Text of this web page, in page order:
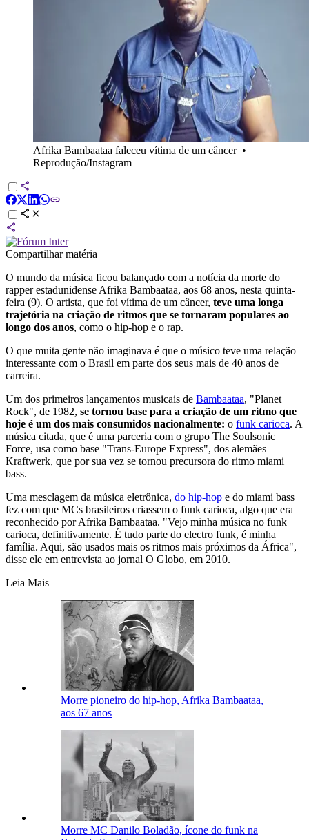
Afrika Bambaataa faleceu vítima de um câncer•
Reprodução/Instagram
Compartilhar matéria
O mundo da música ficou balançado com a notícia da morte do
rapper estadunidense Afrika Bambaataa, aos 68 anos, nesta quinta-
feira (9). O artista, que foi vítima de um câncer, teve uma longa
trajetória na criação de ritmos que se tornaram populares ao
longo dos anos, como o hip-hop e o rap.
O que muita gente não imaginava é que o músico teve uma relação
interessante com o Brasil em parte dos seus mais de 40 anos de
carreira.
Um dos primeiros lançamentos musicais de Bambaataa, "Planet
Rock", de 1982, se tornou base para a criação de um ritmo que
hoje é um dos mais consumidos nacionalmente: o funk carioca. A
música citada, que é uma parceria com o grupo The Soulsonic
Force, usa como base "Trans-Europe Express", dos alemães
Kraftwerk, que por sua vez se tornou precursora do ritmo miami
bass.
Uma mesclagem da música eletrônica, do hip-hop e do miami bass
fez com que MCs brasileiros criassem o funk carioca, algo que era
reconhecido por Afrika Bambaataa. "Vejo minha música no funk
carioca, definitivamente. É tudo parte do electro funk, é minha
família. Aqui, são usados mais os ritmos mais próximos da África",
disse ele em entrevista ao jornal O Globo, em 2010.
Leia Mais
Morre pioneiro do hip-hop, Afrika Bambaataa,
aos 67 anos
Morre MC Danilo Boladão, ícone do funk na